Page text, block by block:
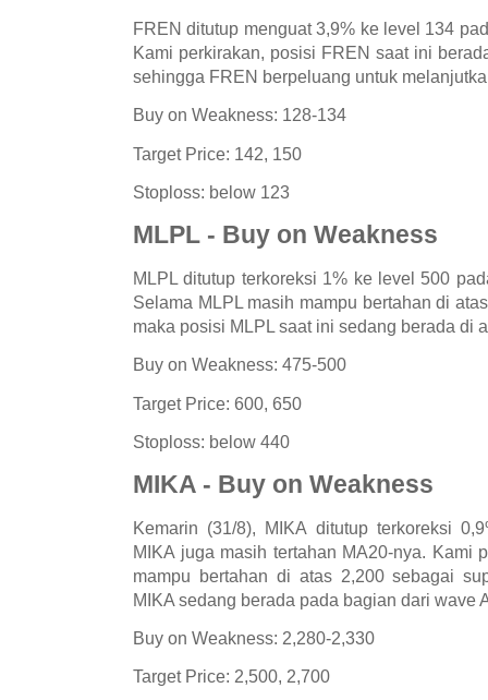
FREN ditutup menguat 3,9% ke level 134
Kami perkirakan, posisi FREN saat ini
sehingga FREN berpeluang untuk
Buy on Weakness: 128-134
Target Price: 142, 150
Stoploss: below 123
MLPL - Buy on Weakness
MLPL ditutup terkoreksi 1% ke level 500
Selama MLPL masih mampu bertahan di
maka posisi MLPL saat ini sedang berada di
Buy on Weakness: 475-500
Target Price: 600, 650
Stoploss: below 440
MIKA - Buy on Weakness
Kemarin (31/8), MIKA ditutup terkoreksi
MIKA juga masih tertahan MA20-nya. Kami
mampu bertahan di atas 2,200 sebagai
MIKA sedang berada pada bagian dari wave
Buy on Weakness: 2,280-2,330
Target Price: 2,500, 2,700